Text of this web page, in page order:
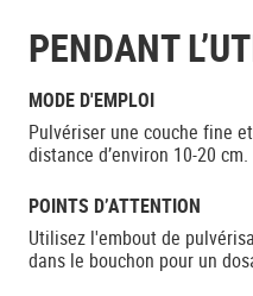
PENDANT
MODE D'EMPLOI
Pulvériser une couche fine
distance d’environ 10-20 cm.
POINTS D’ATTENTION
Utilisez l'embout de
dans le bouchon pour un